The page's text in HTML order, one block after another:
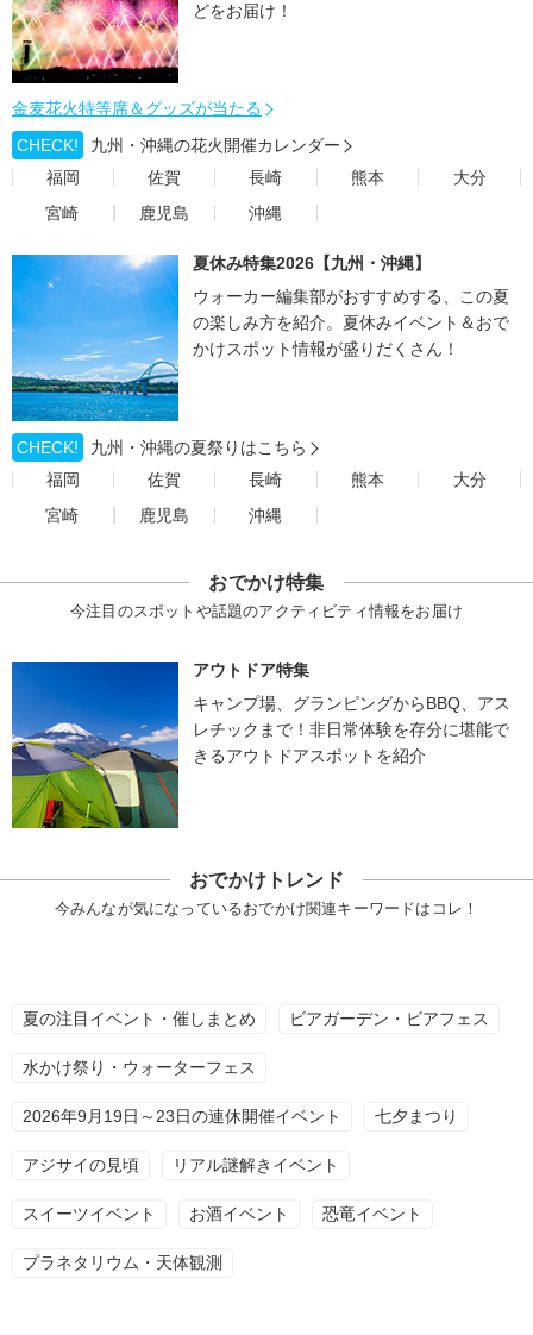
どをお届け！
金麦花火特等席＆グッズが当たる
CHECK!
九州・沖縄の花火開催カレンダー
福岡
佐賀 長崎 熊本
大分
宮崎
鹿児島 沖縄
夏休み特集2026【九州・沖縄】
ウォーカー編集部がおすすめする、この夏
の楽しみ方を紹介。夏休みイベント＆おで
かけスポット情報が盛りだくさん！
CHECK!
九州・沖縄の夏祭りはこちら
福岡
佐賀 長崎 熊本
大分
宮崎
鹿児島 沖縄
おでかけ特集
今注目のスポットや話題のアクティビティ情報をお届け
アウトドア特集
キャンプ場、グランピングからBBQ、アス
レチックまで！非日常体験を存分に堪能で
きるアウトドアスポットを紹介
おでかけトレンド
今みんなが気になっているおでかけ関連キーワードはコレ！
夏の注目イベント・催しまとめ ビアガーデン・ビアフェス
水かけ祭り・ウォーターフェス
2026年9月19日～23日の連休開催イベント 七夕まつり
アジサイの見頃 リアル謎解きイベント
スイーツイベント お酒イベント 恐竜イベント
プラネタリウム・天体観測